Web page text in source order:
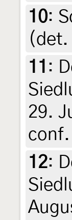
10:
(det.
11 :
29.
12: